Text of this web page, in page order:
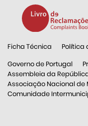
Ficha Técnica
Política
Governo de Portugal
Assembleia da
Associação Nacional de
Comunidade